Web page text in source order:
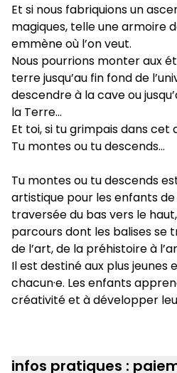
Et si nous fabriquions un
magiques, telle une armoire
emmène où l’on veut.
Nous pourrions monter aux
terre jusqu’au fin fond de
descendre à la cave ou
la Terre…
Et toi, si tu grimpais dans cet
Tu montes ou tu descends…
Tu montes ou tu descends
artistique pour les enfants de
traversée du bas vers le
parcours dont les balises se
de l’art, de la préhistoire à
Il est destiné aux plus jeunes
chacun·e. Les enfants
créativité et à développer
infos pratiques :